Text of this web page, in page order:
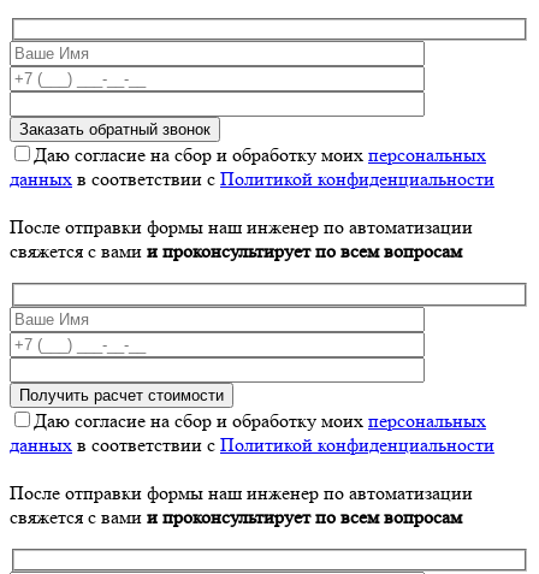
Даю согласие на сбор и обработку моих персональных
данных в соответствии с Политикой конфиденциальности
После отправки формы наш инженер по автоматизации
свяжется с вами и проконсультирует по всем вопросам
Даю согласие на сбор и обработку моих персональных
данных в соответствии с Политикой конфиденциальности
После отправки формы наш инженер по автоматизации
свяжется с вами и проконсультирует по всем вопросам